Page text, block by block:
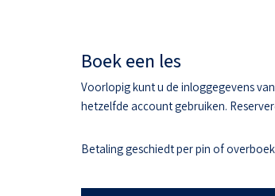
Boek een les
Voorlopig kunt u de inloggegevens
hetzelfde account gebruiken.
Betaling geschiedt per pin of